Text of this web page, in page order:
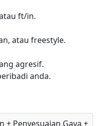
ft/in.
atau freestyle.
agresif.
anda.
+ Penyesuaian Gaya +